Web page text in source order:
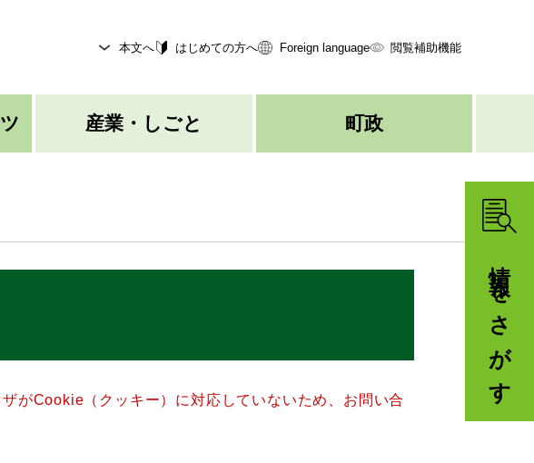
情報をさがす
本文へ はじめての方へ Foreign language 閲覧補助機能
産業・しごと 町政
がCookie（クッキー）に対応していないため、お問い合